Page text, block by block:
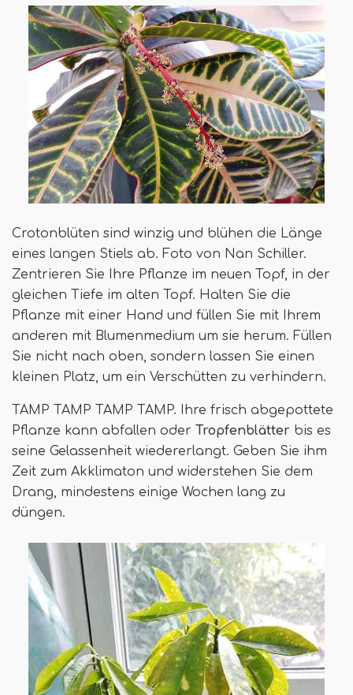
Crotonblüten sind winzig und blühen die Länge
eines langen Stiels ab. Foto von Nan Schiller.
Zentrieren Sie Ihre Pflanze im neuen Topf, in der
gleichen Tiefe im alten Topf. Halten Sie die
Pflanze mit einer Hand und füllen Sie mit Ihrem
anderen mit Blumenmedium um sie herum. Füllen
Sie nicht nach oben, sondern lassen Sie einen
kleinen Platz, um ein Verschütten zu verhindern.
TAMP TAMP TAMP TAMP. Ihre frisch abgepottete
Pflanze kann abfallen oder Tropfenblätter bis es
seine Gelassenheit wiedererlangt. Geben Sie ihm
Zeit zum Akklimaton und widerstehen Sie dem
Drang, mindestens einige Wochen lang zu
düngen.